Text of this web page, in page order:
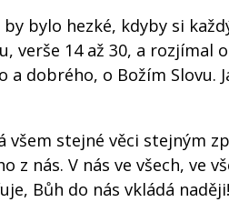
by bylo hezké, kdyby si
verše 14 až 30, a rozjímal
a dobrého, o Božím
všem stejné věci stejným
z nás. V nás ve všech, ve
Bůh do nás vkládá